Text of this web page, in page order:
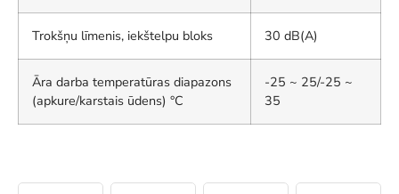
Trokšņu līmenis, iekštelpu bloks 30 dB(A)
Āra darba temperatūras diapazons
(apkure/karstais ūdens) °C
-25 ~ 25/-25 ~
35